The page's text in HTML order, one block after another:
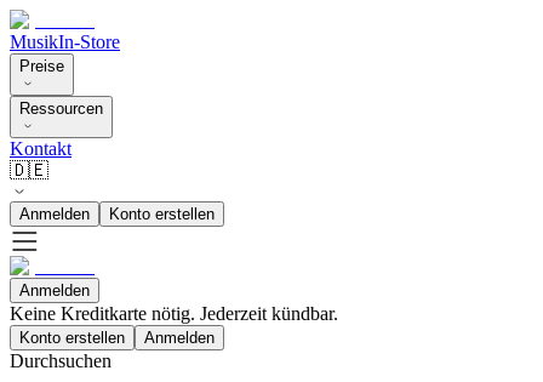
MusikIn-Store
Preise
Ressourcen
Kontakt
🇩🇪
Anmelden Konto erstellen
Anmelden
Keine Kreditkarte nötig. Jederzeit kündbar.
Konto erstellen Anmelden
Durchsuchen